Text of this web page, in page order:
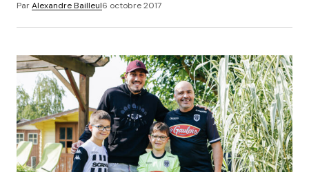
ParAlexandre Bailleul6 octobre 2017